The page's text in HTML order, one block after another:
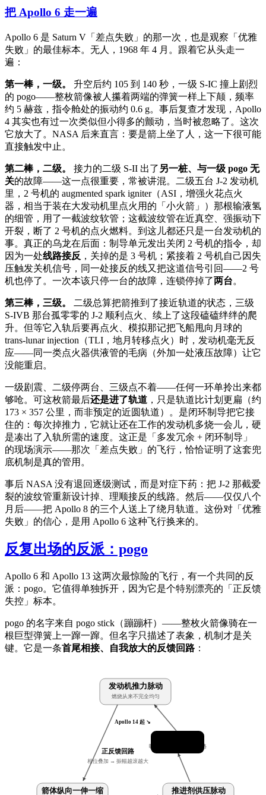
把 Apollo 6 走一遍
Apollo 6 是 Saturn V「差点失败」的那一次，也是观察「优雅
失败」的最佳标本。无人，1968 年 4 月。跟着它从头走一
遍：
第一棒，一级。
升空后约 105 到 140 秒，一级 S-IC 撞上剧烈
的 pogo——整枚箭像被人攥着两端的弹簧一样上下颠，频率
约 5 赫兹，指令舱处的振动约 0.6 g。事后复查才发现，Apollo
4 其实也有过一次类似但小得多的颤动，当时被忽略了。这次
它放大了。NASA 后来直言：要是箭上坐了人，这一下很可能
直接触发中止。
第二棒，二级。 接力的二级 S-II 出了 另一桩、与一级 pogo 无
关的故障——这一点很重要，常被讲混。二级五台 J-2 发动机
里，2 号机的 augmented spark igniter（ASI，增强火花点火
器，相当于装在大发动机里点火用的「小火箭」）那根输液氢
的细管，用了一截波纹软管；这截波纹管在近真空、强振动下
开裂，断了 2 号机的点火燃料。到这儿都还只是一台发动机的
事。真正的乌龙在后面：制导单元发出关闭 2 号机的指令，却
因为一处线路接反 ，关掉的是 3 号机；紧接着 2 号机自己因失
压触发关机信号，同一处接反的线又把这道信号引回——2 号
机也停了。一次本该只停一台的故障，连锁停掉了两台。
第三棒，三级。
二级总算把箭推到了接近轨道的状态，三级
S-IVB 那台孤零零的 J-2 顺利点火、续上了这段磕磕绊绊的爬
升。但等它入轨后要再点火、模拟那记把飞船甩向月球的
trans-lunar injection（TLI，地月转移点火）时，发动机毫无反
应——同一类点火器供液管的毛病（外加一处液压故障）让它
没能重启。
一级剧震、二级停两台、三级点不着——任何一环单拎出来都
够呛。可这枚箭最后还是进了轨道 ，只是轨道比计划更扁（约
173 × 357 公里，而非预定的近圆轨道）。是闭环制导把它接
住的：每次掉推力，它就让还在工作的发动机多烧一会儿，硬
是凑出了入轨所需的速度。这正是「多发冗余 + 闭环制导」
的现场演示——那次「差点失败」的飞行，恰恰证明了这套兜
底机制是真的管用。
事后 NASA 没有退回逐级测试，而是对症下药：把 J-2 那截爱
裂的波纹管重新设计掉、理顺接反的线路。然后——仅仅八个
月后——把 Apollo 8 的三个人送上了绕月轨道。这份对「优雅
失败」的信心，是用 Apollo 6 这种飞行换来的。
反复出场的反派：pogo
Apollo 6 和 Apollo 13 这两次最惊险的飞行，有一个共同的反
派：pogo。它值得单独拆开，因为它是个特别漂亮的「正反馈
失控」标本。
pogo 的名字来自 pogo stick（蹦蹦杆）——整枚火箭像骑在一
根巨型弹簧上一蹿一蹿。但名字只描述了表象，机制才是关
键。它是一条首尾相接、自我放大的反馈回路 ：
发动机推力脉动
燃烧从来不完全均匀
箭体纵向一伸一缩 推进剂供压脉动
吸收压力脉动 · 打断回路
正反馈回路
相位叠加 → 振幅越滚越大
Apollo 14 起 ↘